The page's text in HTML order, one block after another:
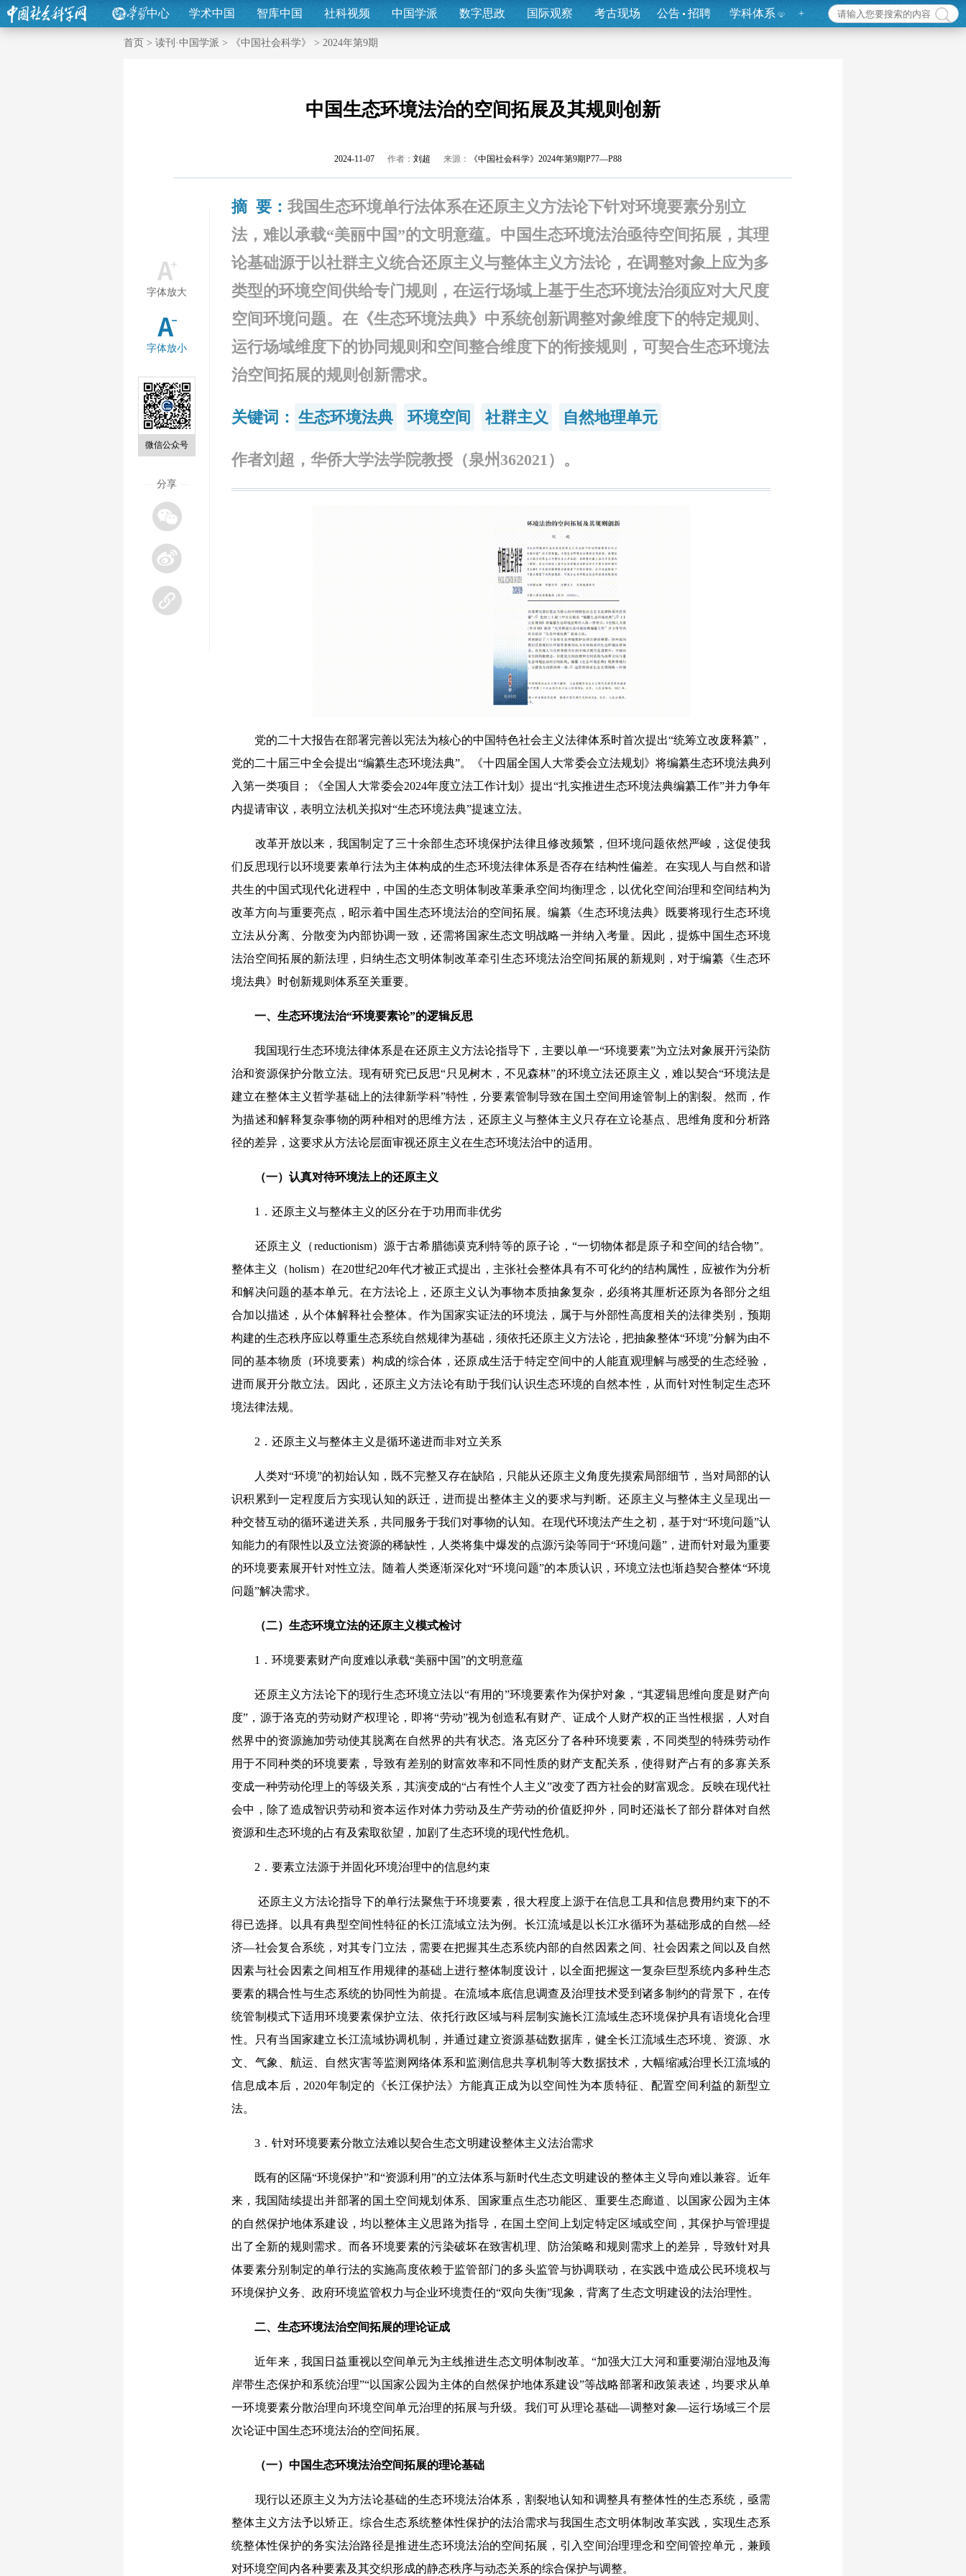
中心 学术中国 智库中国 社科视频 中国学派 数字思政 国际观察 考古现场 公告 招聘 学科体系 +
首页 > 读刊·中国学派 > 《中国社会科学》 > 2024年第9期
中国生态环境法治的空间拓展及其规则创新
2024-11-07 作者： 刘超 来源： 《中国社会科学》2024年第9期P77—P88
字体放大
字体放小
微信公众号
分享
摘 要： 我国生态环境单行法体系在还原主义方法论下针对环境要素分别立
法，难以承载“美丽中国”的文明意蕴。中国生态环境法治亟待空间拓展，其理
论基础源于以社群主义统合还原主义与整体主义方法论，在调整对象上应为多
类型的环境空间供给专门规则，在运行场域上基于生态环境法治须应对大尺度
空间环境问题。在《生态环境法典》中系统创新调整对象维度下的特定规则、
运行场域维度下的协同规则和空间整合维度下的衔接规则，可契合生态环境法
治空间拓展的规则创新需求。
关键词： 生态环境法典 环境空间 社群主义 自然地理单元
作者刘超，华侨大学法学院教授（泉州362021）。
党的二十大报告在部署完善以宪法为核心的中国特色社会主义法律体系时首次提出“统筹立改废释纂”，
党的二十届三中全会提出“编纂生态环境法典”。《十四届全国人大常委会立法规划》将编纂生态环境法典列
入第一类项目；《全国人大常委会2024年度立法工作计划》提出“扎实推进生态环境法典编纂工作”并力争年
内提请审议，表明立法机关拟对“生态环境法典”提速立法。
改革开放以来，我国制定了三十余部生态环境保护法律且修改频繁，但环境问题依然严峻，这促使我
们反思现行以环境要素单行法为主体构成的生态环境法律体系是否存在结构性偏差。在实现人与自然和谐
共生的中国式现代化进程中，中国的生态文明体制改革秉承空间均衡理念，以优化空间治理和空间结构为
改革方向与重要亮点，昭示着中国生态环境法治的空间拓展。编纂《生态环境法典》既要将现行生态环境
立法从分离、分散变为内部协调一致，还需将国家生态文明战略一并纳入考量。因此，提炼中国生态环境
法治空间拓展的新法理，归纳生态文明体制改革牵引生态环境法治空间拓展的新规则，对于编纂《生态环
境法典》时创新规则体系至关重要。
一、生态环境法治“环境要素论”的逻辑反思
我国现行生态环境法律体系是在还原主义方法论指导下，主要以单一“环境要素”为立法对象展开污染防
治和资源保护分散立法。现有研究已反思“只见树木，不见森林”的环境立法还原主义，难以契合“环境法是
建立在整体主义哲学基础上的法律新学科”特性，分要素管制导致在国土空间用途管制上的割裂。然而，作
为描述和解释复杂事物的两种相对的思维方法，还原主义与整体主义只存在立论基点、思维角度和分析路
径的差异，这要求从方法论层面审视还原主义在生态环境法治中的适用。
（一）认真对待环境法上的还原主义
1．还原主义与整体主义的区分在于功用而非优劣
还原主义（reductionism）源于古希腊德谟克利特等的原子论，“一切物体都是原子和空间的结合物”。
整体主义（holism）在20世纪20年代才被正式提出，主张社会整体具有不可化约的结构属性，应被作为分析
和解决问题的基本单元。在方法论上，还原主义认为事物本质抽象复杂，必须将其厘析还原为各部分之组
合加以描述，从个体解释社会整体。作为国家实证法的环境法，属于与外部性高度相关的法律类别，预期
构建的生态秩序应以尊重生态系统自然规律为基础，须依托还原主义方法论，把抽象整体“环境”分解为由不
同的基本物质（环境要素）构成的综合体，还原成生活于特定空间中的人能直观理解与感受的生态经验，
进而展开分散立法。因此，还原主义方法论有助于我们认识生态环境的自然本性，从而针对性制定生态环
境法律法规。
2．还原主义与整体主义是循环递进而非对立关系
人类对“环境”的初始认知，既不完整又存在缺陷，只能从还原主义角度先摸索局部细节，当对局部的认
识积累到一定程度后方实现认知的跃迁，进而提出整体主义的要求与判断。还原主义与整体主义呈现出一
种交替互动的循环递进关系，共同服务于我们对事物的认知。在现代环境法产生之初，基于对“环境问题”认
知能力的有限性以及立法资源的稀缺性，人类将集中爆发的点源污染等同于“环境问题”，进而针对最为重要
的环境要素展开针对性立法。随着人类逐渐深化对“环境问题”的本质认识，环境立法也渐趋契合整体“环境
问题”解决需求。
（二）生态环境立法的还原主义模式检讨
1．环境要素财产向度难以承载“美丽中国”的文明意蕴
还原主义方法论下的现行生态环境立法以“有用的”环境要素作为保护对象，“其逻辑思维向度是财产向
度”，源于洛克的劳动财产权理论，即将“劳动”视为创造私有财产、证成个人财产权的正当性根据，人对自
然界中的资源施加劳动使其脱离在自然界的共有状态。洛克区分了各种环境要素，不同类型的特殊劳动作
用于不同种类的环境要素，导致有差别的财富效率和不同性质的财产支配关系，使得财产占有的多寡关系
变成一种劳动伦理上的等级关系，其演变成的“占有性个人主义”改变了西方社会的财富观念。反映在现代社
会中，除了造成智识劳动和资本运作对体力劳动及生产劳动的价值贬抑外，同时还滋长了部分群体对自然
资源和生态环境的占有及索取欲望，加剧了生态环境的现代性危机。
2．要素立法源于并固化环境治理中的信息约束
还原主义方法论指导下的单行法聚焦于环境要素，很大程度上源于在信息工具和信息费用约束下的不
得已选择。以具有典型空间性特征的长江流域立法为例。长江流域是以长江水循环为基础形成的自然—经
济—社会复合系统，对其专门立法，需要在把握其生态系统内部的自然因素之间、社会因素之间以及自然
因素与社会因素之间相互作用规律的基础上进行整体制度设计，以全面把握这一复杂巨型系统内多种生态
要素的耦合性与生态系统的协同性为前提。在流域本底信息调查及治理技术受到诸多制约的背景下，在传
统管制模式下适用环境要素保护立法、依托行政区域与科层制实施长江流域生态环境保护具有语境化合理
性。只有当国家建立长江流域协调机制，并通过建立资源基础数据库，健全长江流域生态环境、资源、水
文、气象、航运、自然灾害等监测网络体系和监测信息共享机制等大数据技术，大幅缩减治理长江流域的
信息成本后，2020年制定的《长江保护法》方能真正成为以空间性为本质特征、配置空间利益的新型立
法。
3．针对环境要素分散立法难以契合生态文明建设整体主义法治需求
既有的区隔“环境保护”和“资源利用”的立法体系与新时代生态文明建设的整体主义导向难以兼容。近年
来，我国陆续提出并部署的国土空间规划体系、国家重点生态功能区、重要生态廊道、以国家公园为主体
的自然保护地体系建设，均以整体主义思路为指导，在国土空间上划定特定区域或空间，其保护与管理提
出了全新的规则需求。而各环境要素的污染破坏在致害机理、防治策略和规则需求上的差异，导致针对具
体要素分别制定的单行法的实施高度依赖于监管部门的多头监管与协调联动，在实践中造成公民环境权与
环境保护义务、政府环境监管权力与企业环境责任的“双向失衡”现象，背离了生态文明建设的法治理性。
二、生态环境法治空间拓展的理论证成
近年来，我国日益重视以空间单元为主线推进生态文明体制改革。“加强大江大河和重要湖泊湿地及海
岸带生态保护和系统治理”“以国家公园为主体的自然保护地体系建设”等战略部署和政策表述，均要求从单
一环境要素分散治理向环境空间单元治理的拓展与升级。我们可从理论基础—调整对象—运行场域三个层
次论证中国生态环境法治的空间拓展。
（一）中国生态环境法治空间拓展的理论基础
现行以还原主义为方法论基础的生态环境法治体系，割裂地认知和调整具有整体性的生态系统，亟需
整体主义方法予以矫正。综合生态系统整体性保护的法治需求与我国生态文明体制改革实践，实现生态系
统整体性保护的务实法治路径是推进生态环境法治的空间拓展，引入空间治理理念和空间管控单元，兼顾
对环境空间内各种要素及其交织形成的静态秩序与动态关系的综合保护与调整。